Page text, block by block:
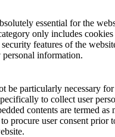
essential for the
only includes cookies
features of the
information.
be particularly necessary
to collect user
contents are termed as
procure user consent prior